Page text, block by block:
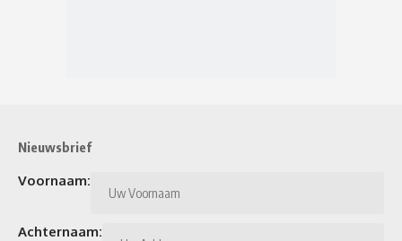
Nieuwsbrief
Voornaam:
Achternaam: